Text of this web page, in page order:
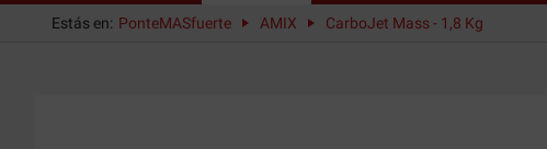
Estás en: PonteMASfuerte AMIX CarboJet Mass - 1,8 Kg